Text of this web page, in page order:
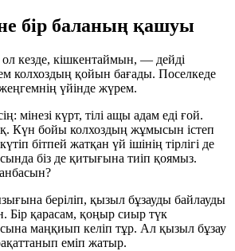
бір баланың қашуы
кезде, кішкентаймын, — дейді
қойын бағады. Поселкеде
үйінде жүрем.
мінезі күрт, тілі ащы адам еді ғой.
Күн бойы колхоздың жұмысын істеп
бітпей жатқан үй ішінің тірлігі де
біз де қитығына тиіп қоямыз.
беріліп, қызыл бұзауды байлауды
Бір қарасам, қоңыр сиыр түк
маңқиып келіп тұр. Ал қызыл бұзау
еміп жатыр.